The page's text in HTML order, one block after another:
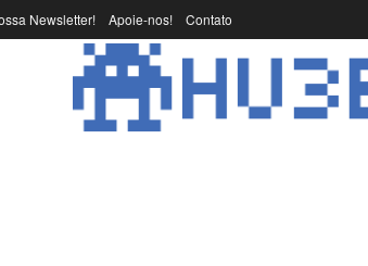
Newsletter! Apoie-nos! Contato